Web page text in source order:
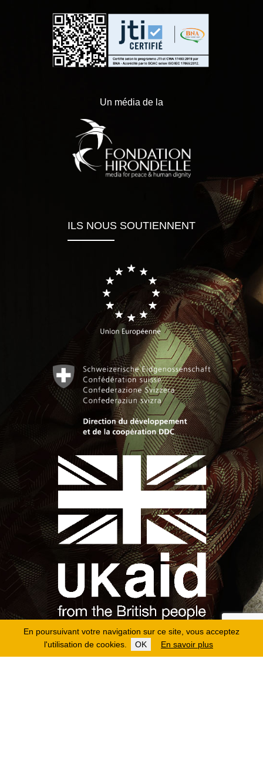
En poursuivant votre navigation sur ce site, vous acceptez
l'utilisation de cookies.
OK En savoir plus
Un média de la
ILS NOUS SOUTIENNENT